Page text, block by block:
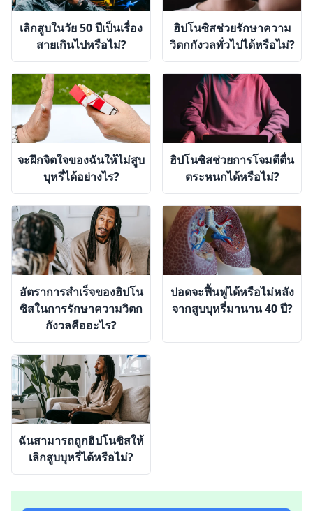
เลิกสูบในวัย 50 ปีเป็นเรื่อง
สายเกินไปหรือไม่?
ฮิปโนซิสช่วยรักษาความ
วิตกกังวลทั่วไปได้หรือไม่?
จะฝึกจิตใจของฉันให้ไม่สูบ
บุหรี่ได้อย่างไร?
ฮิปโนซิสช่วยการโจมตีตื่น
ตระหนกได้หรือไม่?
อัตราการสำเร็จของฮิปโน
ซิสในการรักษาความวิตก
กังวลคืออะไร?
ปอดจะฟื้นฟูได้หรือไม่หลัง
จากสูบบุหรี่มานาน 40 ปี?
ฉันสามารถถูกฮิปโนซิสให้
เลิกสูบบุหรี่ได้หรือไม่?